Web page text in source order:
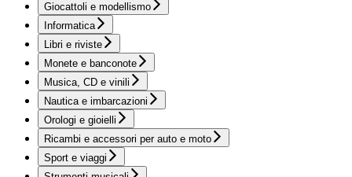
Giocattoli e modellismo
Informatica
Libri e riviste
Monete e banconote
Musica, CD e vinili
Nautica e imbarcazioni
Orologi e gioielli
Ricambi e accessori per auto e moto
Sport e viaggi